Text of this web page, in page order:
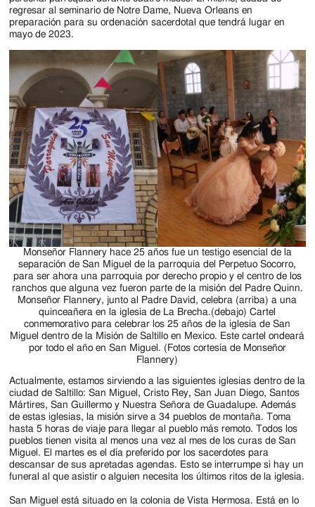
regresar al seminario de Notre Dame, Nueva Orleans en
preparación para su ordenación sacerdotal que tendrá lugar en
mayo de 2023.
Monseñor Flannery hace 25 años fue un testigo esencial de la
separación de San Miguel de la parroquia del Perpetuo Socorro,
para ser ahora una parroquia por derecho propio y el centro de los
ranchos que alguna vez fueron parte de la misión del Padre Quinn.
Monseñor Flannery, junto al Padre David, celebra (arriba) a una
quinceañera en la iglesia de La Brecha.(debajo) Cartel
conmemorativo para celebrar los 25 años de la iglesia de San
Miguel dentro de la Misión de Saltillo en Mexico. Este cartel ondeará
por todo el año en San Miguel. (Fotos cortesía de Monseñor
Flannery)
Actualmente, estamos sirviendo a las siguientes iglesias dentro de la
ciudad de Saltillo: San Miguel, Cristo Rey, San Juan Diego, Santos
Mártires, San Guillermo y Nuestra Señora de Guadalupe. Además
de estas iglesias, la misión sirve a 34 pueblos de montaña. Toma
hasta 5 horas de viaje para llegar al pueblo más remoto. Todos los
pueblos tienen visita al menos una vez al mes de los curas de San
Miguel. El martes es el día preferido por los sacerdotes para
descansar de sus apretadas agendas. Esto se interrumpe si hay un
funeral al que asistir o alguien necesita los últimos ritos de la iglesia.
San Miguel está situado en la colonia de Vista Hermosa. Está en lo